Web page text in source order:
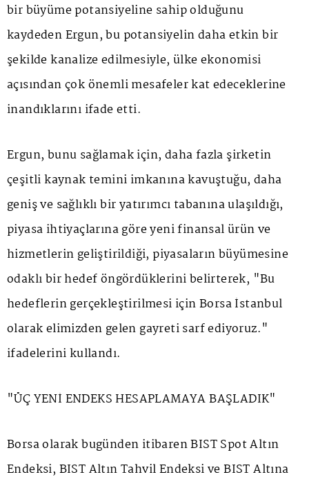
bir büyüme potansiyeline sahip olduğunu
kaydeden Ergun, bu potansiyelin daha etkin bir
şekilde kanalize edilmesiyle, ülke ekonomisi
açısından çok önemli mesafeler kat edeceklerine
inandıklarını ifade etti.
Ergun, bunu sağlamak için, daha fazla şirketin
çeşitli kaynak temini imkanına kavuştuğu, daha
geniş ve sağlıklı bir yatırımcı tabanına ulaşıldığı,
piyasa ihtiyaçlarına göre yeni finansal ürün ve
hizmetlerin geliştirildiği, piyasaların büyümesine
odaklı bir hedef öngördüklerini belirterek, "Bu
hedeflerin gerçekleştirilmesi için Borsa İstanbul
olarak elimizden gelen gayreti sarf ediyoruz."
ifadelerini kullandı.
"ÜÇ YENİ ENDEKS HESAPLAMAYA BAŞLADIK"
Borsa olarak bugünden itibaren BIST Spot Altın
Endeksi, BIST Altın Tahvil Endeksi ve BIST Altına